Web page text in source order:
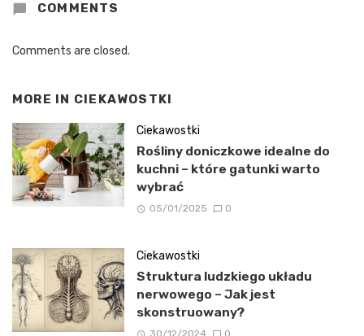
COMMENTS
Comments are closed.
MORE IN CIEKAWOSTKI
Ciekawostki
Rośliny doniczkowe idealne do
kuchni – które gatunki warto
wybrać
05/01/2025 0
Ciekawostki
Struktura ludzkiego układu
nerwowego – Jak jest
skonstruowany?
30/12/2024 0